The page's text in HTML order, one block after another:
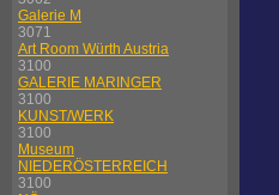
Galerie M
3071
Art Room Würth Austria
3100
GALERIE MARINGER
3100
KUNST/WERK
3100
Museum
NIEDERÖSTERREICH
3100